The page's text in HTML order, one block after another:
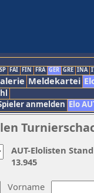
FAI FIN FRA GER GRE INA
Meldekartei
anmelden Elo
Vorname
AUT-Elolisten
13.945